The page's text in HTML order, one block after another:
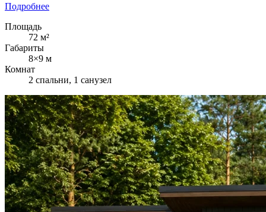
Подробнее
Площадь
72 м²
Габариты
8×9 м
Комнат
2 спальни, 1 санузел